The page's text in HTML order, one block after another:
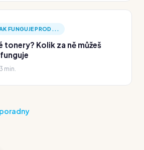
FUNGUJE PROD...
tonery? Kolik za ně můžeš
3 min.